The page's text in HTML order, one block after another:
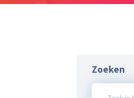
Zoeken